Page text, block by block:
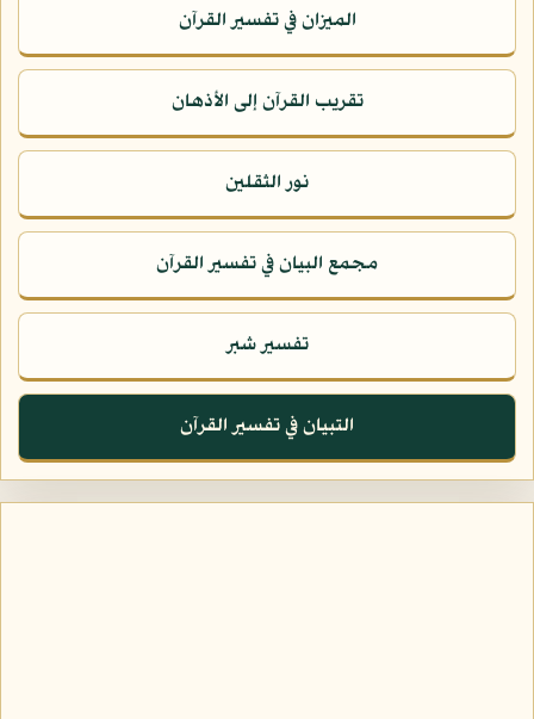
الميزان في تفسير القرآن
تقريب القرآن إلى الأذهان
نور الثقلين
مجمع البيان في تفسير القرآن
تفسير شبر
التبيان في تفسير القرآن